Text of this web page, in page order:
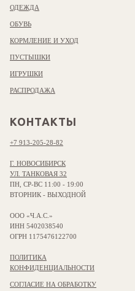
ОДЕЖДА
ОБУВЬ
КОРМЛЕНИЕ И УХОД
ПУСТЫШКИ
ИГРУШКИ
РАСПРОДАЖА
КОНТАКТЫ
+7 913-205-28-82
Г. НОВОСИБИРСК
УЛ. ТАНКОВАЯ 32
ПН, СР-ВС 11:00 - 19:00
ВТОРНИК - ВЫХОДНОЙ
ООО «Ч.А.С.»
ИНН 5402038540
ОГРН 1175476122700
ПОЛИТИКА
КОНФИДЕНЦИАЛЬНОСТИ
СОГЛАСИЕ НА ОБРАБОТКУ